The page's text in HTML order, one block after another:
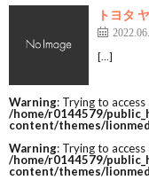
トヨタ
[…]
Warning: Trying to
/home/r0144579/
content/themes/
Warning: Trying to
/home/r0144579/
content/themes/